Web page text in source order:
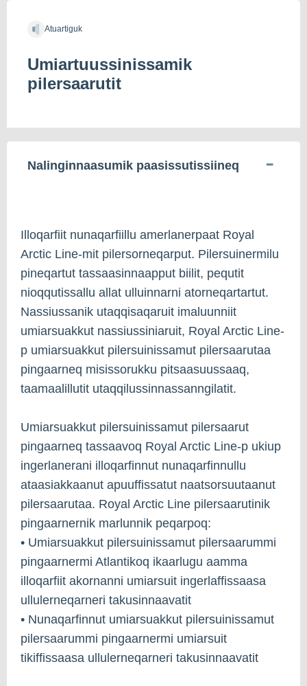
Atuartiguk
Umiartuussinissamik
pilersaarutit
Nalinginnaasumik paasissutissiineq
Illoqarfiit nunaqarfiillu amerlanerpaat Royal
Arctic Line-mit pilersorneqarput. Pilersuinermilu
pineqartut tassaasinnaapput biilit, pequtit
nioqqutissallu allat ulluinnarni atorneqartartut.
Nassiussanik utaqqisaqaruit imaluunniit
umiarsuakkut nassiussiniaruit, Royal Arctic Line-
p umiarsuakkut pilersuinissamut pilersaarutaa
pingaarneq misissorukku pitsaasuussaaq,
taamaalillutit utaqqilussinnassanngilatit.
Umiarsuakkut pilersuinissamut pilersaarut
pingaarneq tassaavoq Royal Arctic Line-p ukiup
ingerlanerani illoqarfinnut nunaqarfinnullu
ataasiakkaanut apuuffissatut naatsorsuutaanut
pilersaarutaa. Royal Arctic Line pilersaarutinik
pingaarnernik marlunnik peqarpoq:
• Umiarsuakkut pilersuinissamut pilersaarummi
pingaarnermi Atlantikoq ikaarlugu aamma
illoqarfiit akornanni umiarsuit ingerlaffissaasa
ullulerneqarneri takusinnaavatit
• Nunaqarfinnut umiarsuakkut pilersuinissamut
pilersaarummi pingaarnermi umiarsuit
tikiffissaasa ullulerneqarneri takusinnaavatit